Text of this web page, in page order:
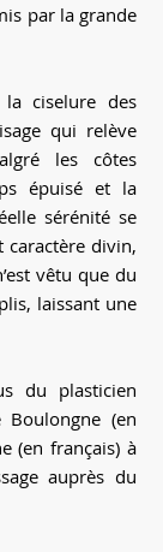
par la grande
ciselure des
qui relève
les côtes
épuisé et la
sérénité se
caractère divin,
vêtu que du
laissant une
du plasticien
Boulongne (en
(en français) à
auprès du